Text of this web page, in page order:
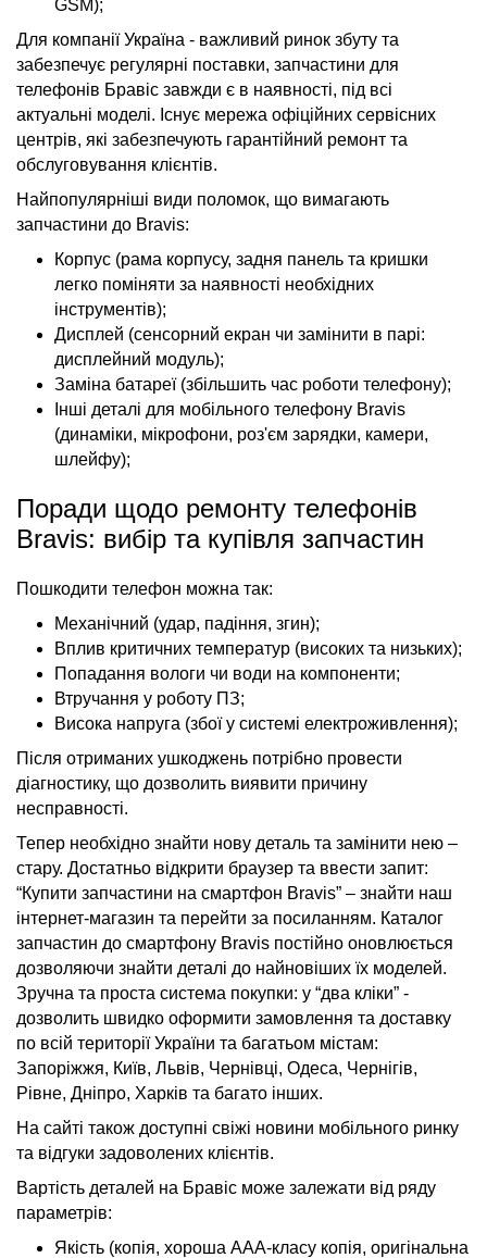
GSM);
Для компанії Україна - важливий ринок збуту та
забезпечує регулярні поставки, запчастини для
телефонів Бравіс завжди є в наявності, під всі
актуальні моделі. Існує мережа офіційних сервісних
центрів, які забезпечують гарантійний ремонт та
обслуговування клієнтів.
Найпопулярніші види поломок, що вимагають
запчастини до Bravis:
Корпус (рама корпусу, задня панель та кришки
легко поміняти за наявності необхідних
інструментів);
Дисплей (сенсорний екран чи замінити в парі:
дисплейний модуль);
Заміна батареї (збільшить час роботи телефону);
Інші деталі для мобільного телефону Bravis
(динаміки, мікрофони, роз'єм зарядки, камери,
шлейфу);
Поради щодо ремонту телефонів
Bravis: вибір та купівля запчастин
Пошкодити телефон можна так:
Механічний (удар, падіння, згин);
Вплив критичних температур (високих та низьких);
Попадання вологи чи води на компоненти;
Втручання у роботу ПЗ;
Висока напруга (збої у системі електроживлення);
Після отриманих ушкоджень потрібно провести
діагностику, що дозволить виявити причину
несправності.
Тепер необхідно знайти нову деталь та замінити нею –
стару. Достатньо відкрити браузер та ввести запит:
“Купити запчастини на смартфон Bravis” – знайти наш
інтернет-магазин та перейти за посиланням. Каталог
запчастин до смартфону Bravis постійно оновлюється
дозволяючи знайти деталі до найновіших їх моделей.
Зручна та проста система покупки: у “два кліки” -
дозволить швидко оформити замовлення та доставку
по всій території України та багатьом містам:
Запоріжжя, Київ, Львів, Чернівці, Одеса, Чернігів,
Рівне, Дніпро, Харків та багато інших.
На сайті також доступні свіжі новини мобільного ринку
та відгуки задоволених клієнтів.
Вартість деталей на Бравіс може залежати від ряду
параметрів:
Якість (копія, хороша AAA-класу копія, оригінальна